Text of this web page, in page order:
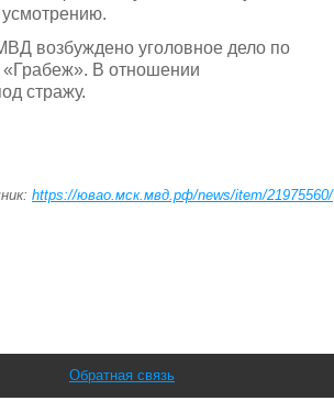
возбуждено уголовное дело по
«Грабеж». В отношении
стражу.
https://ювао.мск.мвд.рф/news/item/21975560/
Обратная связь